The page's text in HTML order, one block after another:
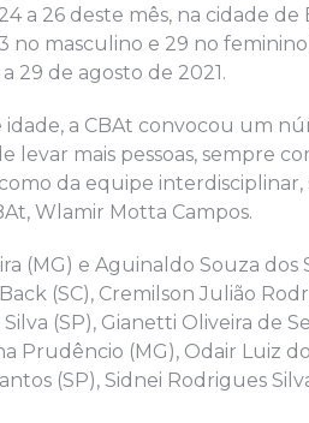
a 26 deste mês, na cidade de
masculino e 29 no
29 de agosto de 2021.
a CBAt convocou um
levar mais pessoas, sempre
da equipe interdisciplinar,
Wlamir Motta Campos.
(MG) e Aguinaldo Souza dos
(SC), Cremilson Julião
(SP), Gianetti Oliveira de
Prudêncio (MG), Odair Luiz
(SP), Sidnei Rodrigues